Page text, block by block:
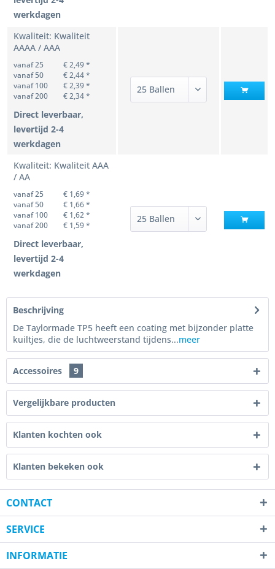
werkdagen
Kwaliteit: Kwaliteit
AAAA / AAA
vanaf 25
€ 2,49 *
vanaf 50
€ 2,44 *
vanaf 100
€ 2,39 *
vanaf 200
€ 2,34 *
Direct leverbaar,
levertijd 2-4
werkdagen
Kwaliteit: Kwaliteit AAA
/ AA
vanaf 25
€ 1,69 *
vanaf 50
€ 1,66 *
vanaf 100
€ 1,62 *
vanaf 200
€ 1,59 *
Direct leverbaar,
levertijd 2-4
werkdagen
Beschrijving
De Taylormade TP5 heeft een coating met bijzonder platte
kuiltjes, die de luchtweerstand tijdens...meer
Accessoires 9
Vergelijkbare producten
Klanten kochten ook
Klanten bekeken ook
CONTACT
SERVICE
INFORMATIE